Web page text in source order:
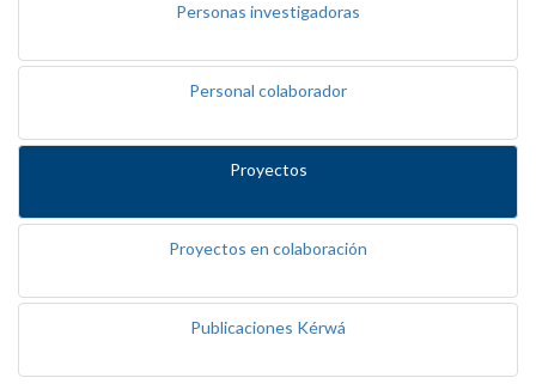
Personas investigadoras
Personal colaborador
Proyectos
Proyectos en colaboración
Publicaciones Kérwá